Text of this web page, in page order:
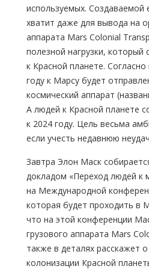
используемых. Создаваемой
хватит даже для вывода на
аппарата Mars Colonial
полезной нагрузки, который
к Красной планете.
году к Марсу будет
космический аппарат
А людей к Красной планете
к 2024 году. Цель весьма
если учесть недавнюю
Завтра Элон Маск
докладом «Переход людей к
на Международной
которая будет проходить в
что на этой конференции
грузового аппарата Mars
также в деталях расскажет
колонизации Красной